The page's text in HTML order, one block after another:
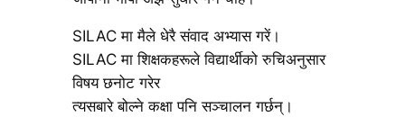
SILAC मा मैले धेरै संवाद अभ्यास गरें।
SILAC मा शिक्षकहरूले विद्यार्थीको रुचिअनुसार
विषय छनोट गरेर
त्यसबारे बोल्ने कक्षा पनि सञ्चालन गर्छन्।